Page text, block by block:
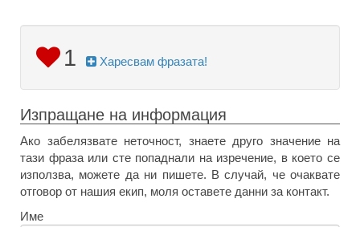
1 Харесвам фразата!
Изпращане на информация
Ако забелязвате неточност, знаете друго значение на
тази фраза или сте попаднали на изречение, в което се
използва, можете да ни пишете. В случай, че очаквате
отговор от нашия екип, моля оставете данни за контакт.
Име